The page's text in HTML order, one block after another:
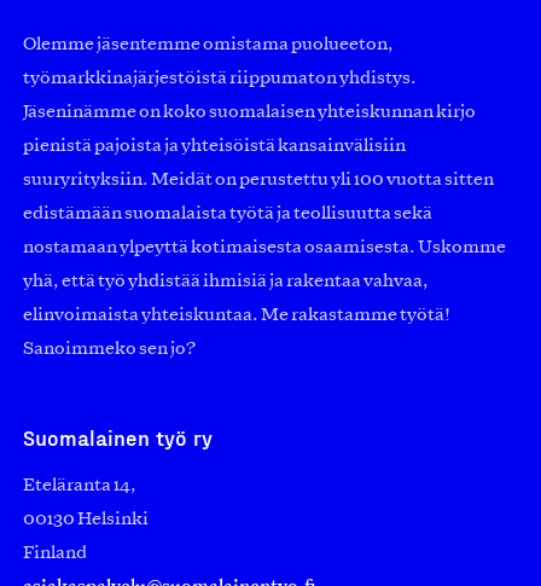
Olemme jäsentemme omistama puolueeton,
työmarkkinajärjestöistä riippumaton yhdistys.
Jäseninämme on koko suomalaisen yhteiskunnan kirjo
pienistä pajoista ja yhteisöistä kansainvälisiin
suuryrityksiin. Meidät on perustettu yli 100 vuotta sitten
edistämään suomalaista työtä ja teollisuutta sekä
nostamaan ylpeyttä kotimaisesta osaamisesta. Uskomme
yhä, että työ yhdistää ihmisiä ja rakentaa vahvaa,
elinvoimaista yhteiskuntaa. Me rakastamme työtä!
Sanoimmeko sen jo?
Suomalainen työ ry
Eteläranta 14,
00130 Helsinki
Finland